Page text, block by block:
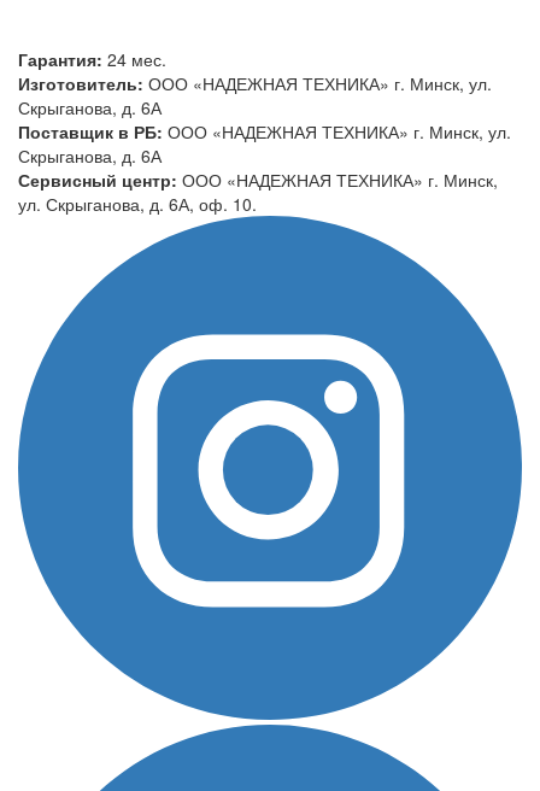
Гарантия: 24 мес.
Изготовитель: ООО «НАДЕЖНАЯ ТЕХНИКА» г. Минск, ул.
Скрыганова, д. 6А
Поставщик в РБ: ООО «НАДЕЖНАЯ ТЕХНИКА» г. Минск, ул.
Скрыганова, д. 6А
Сервисный центр: ООО «НАДЕЖНАЯ ТЕХНИКА» г. Минск,
ул. Скрыганова, д. 6А, оф. 10.